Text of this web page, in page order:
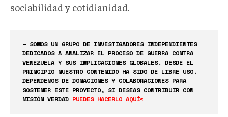
sociabilidad y cotidianidad.
— SOMOS UN GRUPO DE INVESTIGADORES INDEPENDIENTES
DEDICADOS A ANALIZAR EL PROCESO DE GUERRA CONTRA
VENEZUELA Y SUS IMPLICACIONES GLOBALES. DESDE EL
PRINCIPIO NUESTRO CONTENIDO HA SIDO DE LIBRE USO.
DEPENDEMOS DE DONACIONES Y COLABORACIONES PARA
SOSTENER ESTE PROYECTO, SI DESEAS CONTRIBUIR CON
MISIÓN VERDAD PUEDES HACERLO AQUÍ<